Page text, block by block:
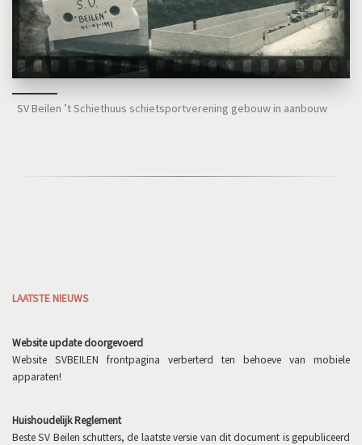
SV Beilen ’t Schiethuus schietsportverening gebouw in aanbouw
LAATSTE NIEUWS
Website update doorgevoerd
Website SVBEILEN frontpagina verberterd ten behoeve van mobiele
apparaten!
Huishoudelijk Reglement
Beste SV Beilen schutters, de laatste versie van dit document is gepubliceerd